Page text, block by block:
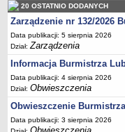
Ogłoszenia o
URZĄD MIEJSKI
Dane adresowe
Burmistrz Lubniewic
Zastępca Burmistrza
Sekretarz Gminy
Skarbnik Gminy
20 OSTATNIO DODANYCH
Zarządzenie nr 132/2026
Data publikacji: 5 sierpnia 2026
Dział:Zarządzenia
Informacja Burmistrza
Data publikacji: 4 sierpnia 2026
Dział:Obwieszczenia
Obwieszczenie
Data publikacji: 3 sierpnia 2026